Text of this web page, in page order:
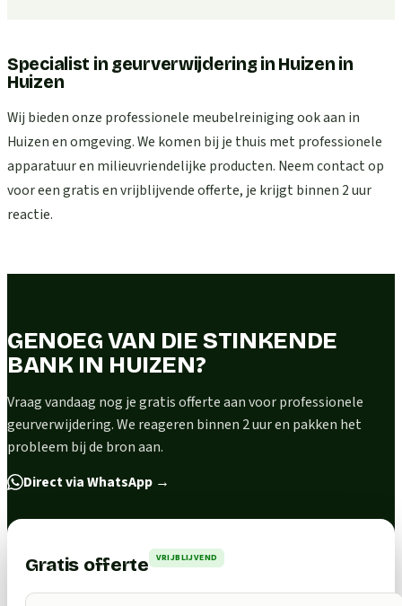
Specialist in geurverwijdering in Huizenin
Huizen
Wij bieden onze professionele meubelreiniging ook aan in
Huizen en omgeving. We komen bij je thuis met professionele
apparatuur en milieuvriendelijke producten. Neem contact op
voor een gratis en vrijblijvende offerte, je krijgt binnen 2 uur
reactie.
GENOEG VAN DIE STINKENDE
BANK IN HUIZEN?
Vraag vandaag nog je gratis offerte aan voor professionele
geurverwijdering. We reageren binnen 2 uur en pakken het
probleem bij de bron aan.
Direct via WhatsApp →
Gratis offerte VRIJBLIJVEND